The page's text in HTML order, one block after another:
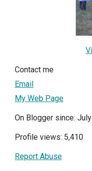
Contact me
Email
My Web Page
On Blogger since:
Profile views: 5,410
Report Abuse